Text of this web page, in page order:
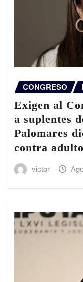
CONGRESO
Exigen al
a suplentes
Palomares
contra
victor